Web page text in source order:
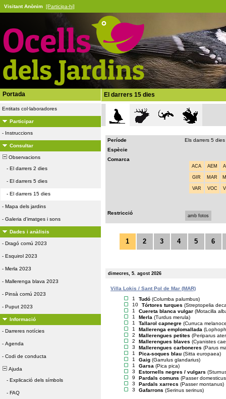
Visitant Anònim [Participa-hi]
Portada
Entitats col·laboradores
Participar
- Instruccions
Consultar
Observacions
- El darrers 2 dies
- El darrers 5 dies
- El darrers 15 dies
- Mapa dels jardins
- Galeria d'imatges i sons
Dades i anàlisis
- Dragó comú 2023
- Esquirol 2023
- Merla 2023
- Mallerenga blava 2023
- Pinsà comú 2023
- Puput 2023
Informació
- Darreres notícies
- Agenda
- Codi de conducta
Ajuda
- Explicació dels símbols
- FAQ
El darrers 15 dies
Període
Els darrers 5 dies
Espècie
Comarca
ACA AEM
GIR MAR
VAR VOC
Restricció amb fotos
1 2 3 4 5 6
dimecres, 5. agost 2026
Villa Lokis / Sant Pol de Mar (MAR)
1
Tudó (Columba palumbus)
10
Tórtores turques (Streptopelia
1
Cuereta blanca vulgar (Motacilla
1
Merla (Turdus merula)
1
Tallarol capnegre (Curruca
1
Mallerenga emplomallada
2
Mallerengues petites (Periparus
2
Mallerengues blaves (Cyanistes
3
Mallerengues carboneres (Parus
1
Pica-soques blau (Sitta europaea)
1
Gaig (Garrulus glandarius)
1
Garsa (Pica pica)
3
Estornells negres / vulgars
9
Pardals comuns (Passer
3
Pardals xarrecs (Passer montanus)
3
Gafarrons (Serinus serinus)